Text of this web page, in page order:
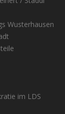
Wusterhausen
im LDS